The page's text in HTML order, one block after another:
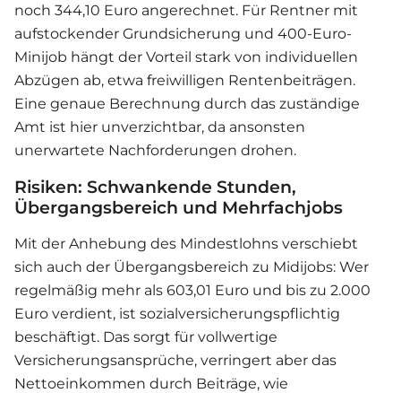
noch 344,10 Euro angerechnet. Für Rentner mit
aufstockender Grundsicherung und 400-Euro-
Minijob hängt der Vorteil stark von individuellen
Abzügen ab, etwa freiwilligen Rentenbeiträgen.
Eine genaue Berechnung durch das zuständige
Amt ist hier unverzichtbar, da ansonsten
unerwartete Nachforderungen drohen.
Risiken: Schwankende Stunden,
Übergangsbereich und Mehrfachjobs
Mit der Anhebung des Mindestlohns verschiebt
sich auch der Übergangsbereich zu Midijobs: Wer
regelmäßig mehr als 603,01 Euro und bis zu 2.000
Euro verdient, ist sozialversicherungspflichtig
beschäftigt. Das sorgt für vollwertige
Versicherungsansprüche, verringert aber das
Nettoeinkommen durch Beiträge, wie